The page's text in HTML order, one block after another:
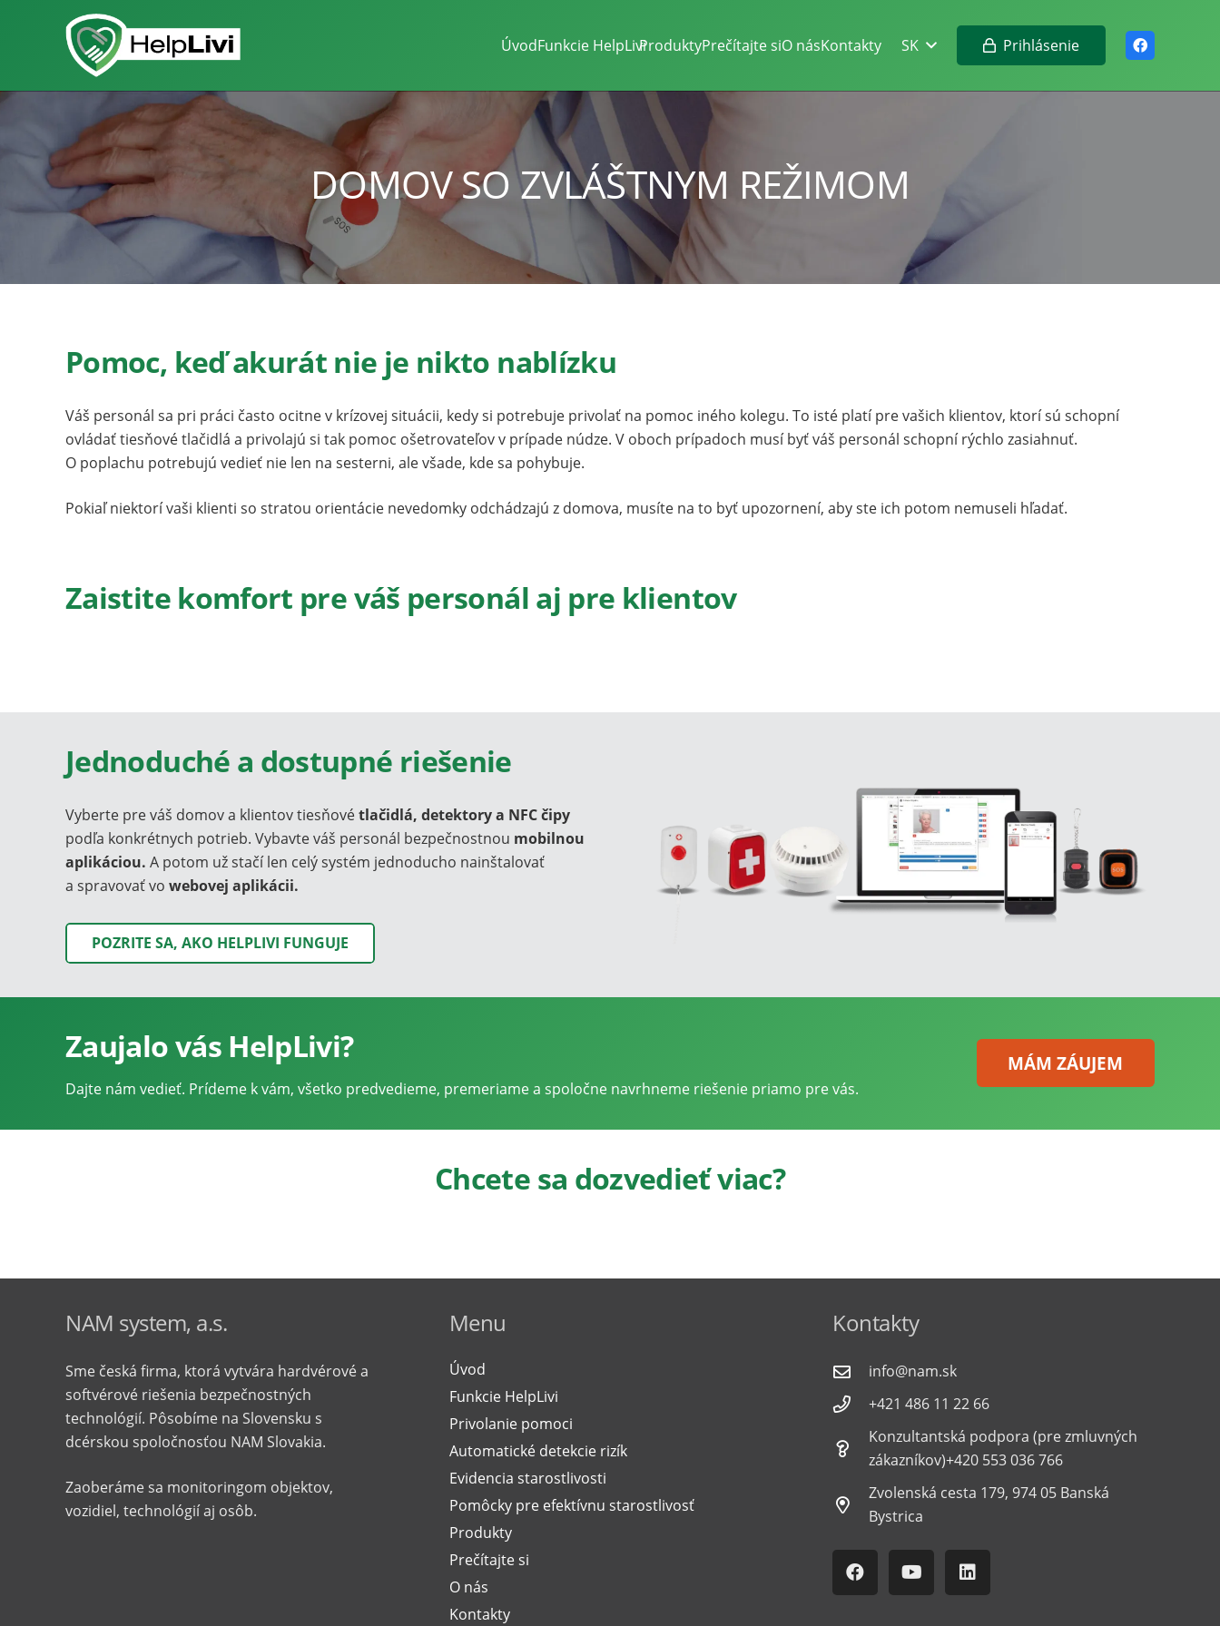
ÚvodFunkcie HelpLiviProduktyPrečítajte siO násKontakty SK Prihlásenie
DOMOV SO ZVLÁŠTNYM REŽIMOM
Pomoc, keď akurát nie je nikto nablízku
Váš personál sa pri práci často ocitne v krízovej situácii, kedy si potrebuje privolať na pomoc iného kolegu. To isté platí pre vašich klientov, ktorí sú schopní
ovládať tiesňové tlačidlá a privolajú si tak pomoc ošetrovateľov v prípade núdze. V oboch prípadoch musí byť váš personál schopní rýchlo zasiahnuť.
O poplachu potrebujú vedieť nie len na sesterni, ale všade, kde sa pohybuje.
Pokiaľ niektorí vaši klienti so stratou orientácie nevedomky odchádzajú z domova, musíte na to byť upozornení, aby ste ich potom nemuseli hľadať.
Zaistite komfort pre váš personál aj pre klientov
objektu
Správa a evidencia
Jednoduché a dostupné riešenie
Vyberte pre váš domov a klientov tiesňovétlačidlá, detektory a NFC čipy
podľa konkrétnych potrieb. Vybavte váš personál bezpečnostnou mobilnou
aplikáciou. A potom už stačí len celý systém jednoducho nainštalovať
a spravovať vo webovej aplikácii.
POZRITE SA, AKO HELPLIVI FUNGUJE
Zaujalo vás HelpLivi?
Dajte nám vedieť. Prídeme k vám, všetko predvedieme, premeriame a spoločne navrhneme riešenie priamo pre vás.
MÁM ZÁUJEM
Chcete sa dozvedieť viac?
Prezrite si
NAM system, a.s.
Sme česká firma, ktorá vytvára hardvérové ​​a
softvérové ​​riešenia bezpečnostných
technológií. Pôsobíme na Slovensku s
dcérskou spoločnosťou NAM Slovakia.
Zaoberáme sa monitoringom objektov,
vozidiel, technológií aj osôb.
Menu
Úvod
Funkcie HelpLivi
Privolanie pomoci
Automatické detekcie rizík
Evidencia starostlivosti
Pomôcky pre efektívnu starostlivosť
Produkty
Prečítajte si
O nás
Kontakty
Kontakty
info@nam.sk
+421 486 11 22 66
Konzultantská podpora (pre zmluvných
zákazníkov)+420 553 036 766
Zvolenská cesta 179, 974 05 Banská
Bystrica